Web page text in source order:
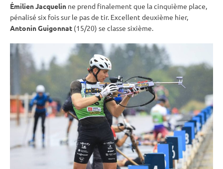
Émilien Jacquelin ne prend finalement que la cinquième place,
pénalisé six fois sur le pas de tir. Excellent deuxième hier,
Antonin Guigonnat (15/20) se classe sixième.